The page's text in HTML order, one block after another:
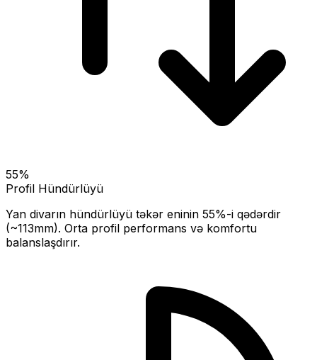
55%
Profil Hündürlüyü
Yan divarın hündürlüyü təkər eninin 55%-i qədərdir
(~113mm). Orta profil performans və komfortu
balanslaşdırır.